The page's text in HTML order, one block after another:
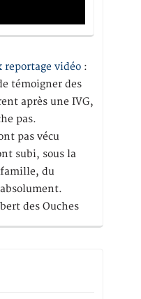
vidéo :
témoigner des
après une IVG,
pas.
pas vécu
subi, sous la
famille, du
des Ouches